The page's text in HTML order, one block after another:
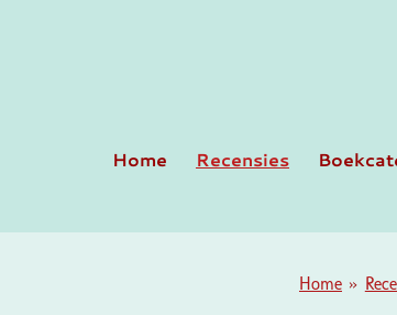
Home Recensies
Home »